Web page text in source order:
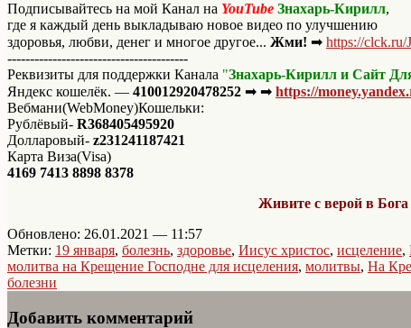
Подписывайтесь на мой Канал на YouTube Знахарь-Кирилл,
где я каждый день выкладываю новое видео по улучшению
здоровья, любви, денег и многое другое... Жми! ➡ https://clck.ru/
----------------------------------------
Реквизиты для поддержки Канала "Знахарь-Кирилл и Сайт
Яндекс кошелёк. — 410012920478252 ➡ ➡ https://
Вебмани(WebMoney)Кошельки:
Рублёвый- R368405495920
Долларовый- z231241187421
Карта Виза(Visa)
4169 7413 8898 8378
Живите с верой в Бога
Обновлено: 26.01.2021 — 11:57
Метки: 19 января, болезнь, здоровье, Иисус христос, исцеление,
молитва на Крещение Господне для исцеления, молитвы, На
болезни
Добавить комментарий